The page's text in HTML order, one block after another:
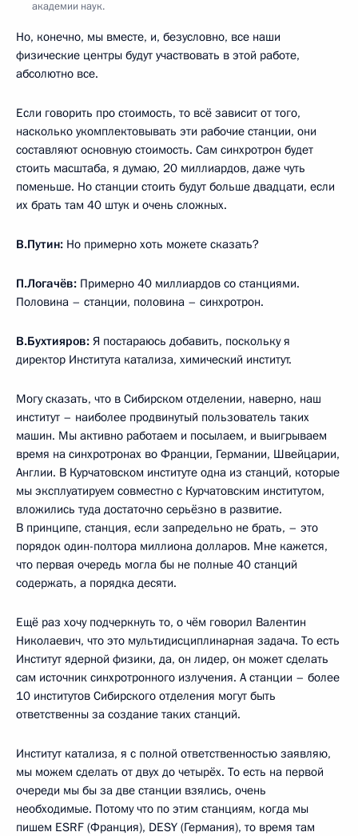
академии наук.
Но, конечно, мы вместе, и, безусловно, все наши
физические центры будут участвовать в этой работе,
абсолютно все.
Если говорить про стоимость, то всё зависит от того,
насколько укомплектовывать эти рабочие станции, они
составляют основную стоимость. Сам синхротрон будет
стоить масштаба, я думаю, 20 миллиардов, даже чуть
поменьше. Но станции стоить будут больше двадцати, если
их брать там 40 штук и очень сложных.
В.Путин: Но примерно хоть можете сказать?
П.Логачёв: Примерно 40 миллиардов со станциями.
Половина – станции, половина – синхротрон.
В.Бухтияров: Я постараюсь добавить, поскольку я
директор Института катализа, химический институт.
Могу сказать, что в Сибирском отделении, наверно, наш
институт – наиболее продвинутый пользователь таких
машин. Мы активно работаем и посылаем, и выигрываем
время на синхротронах во Франции, Германии, Швейцарии,
Англии. В Курчатовском институте одна из станций, которые
мы эксплуатируем совместно с Курчатовским институтом,
вложились туда достаточно серьёзно в развитие.
В принципе, станция, если запредельно не брать, – это
порядок один-полтора миллиона долларов. Мне кажется,
что первая очередь могла бы не полные 40 станций
содержать, а порядка десяти.
Ещё раз хочу подчеркнуть то, о чём говорил Валентин
Николаевич, что это мультидисциплинарная задача. То есть
Институт ядерной физики, да, он лидер, он может сделать
сам источник синхротронного излучения. А станции – более
10 институтов Сибирского отделения могут быть
ответственны за создание таких станций.
Институт катализа, я с полной ответственностью заявляю,
мы можем сделать от двух до четырёх. То есть на первой
очереди мы бы за две станции взялись, очень
необходимые. Потому что по этим станциям, когда мы
пишем ESRF (Франция), DESY (Германия), то время там